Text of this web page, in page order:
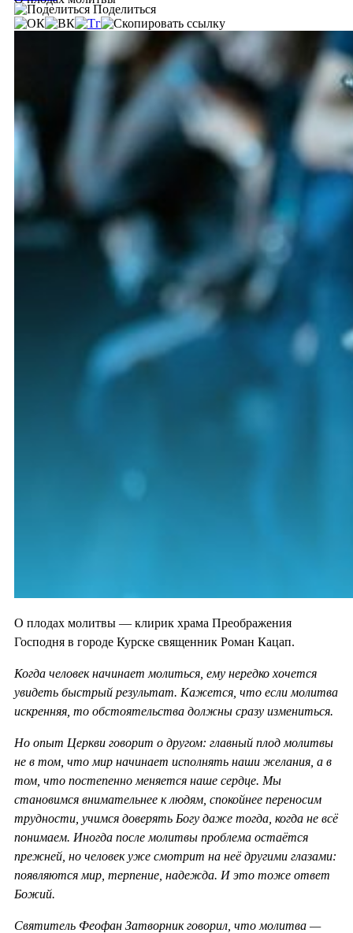
Поделиться
О плодах молитвы — клирик храма Преображения
Господня в городе Курске священник Роман Кацап.
Когда человек начинает молиться, ему нередко хочется
увидеть быстрый результат. Кажется, что если молитва
искренняя, то обстоятельства должны сразу измениться.
Но опыт Церкви говорит о другом: главный плод молитвы
не в том, что мир начинает исполнять наши желания, а в
том, что постепенно меняется наше сердце. Мы
становимся внимательнее к людям, спокойнее переносим
трудности, учимся доверять Богу даже тогда, когда не всё
понимаем. Иногда после молитвы проблема остаётся
прежней, но человек уже смотрит на неё другими глазами:
появляются мир, терпение, надежда. И это тоже ответ
Божий.
Святитель Феофан Затворник говорил, что молитва —